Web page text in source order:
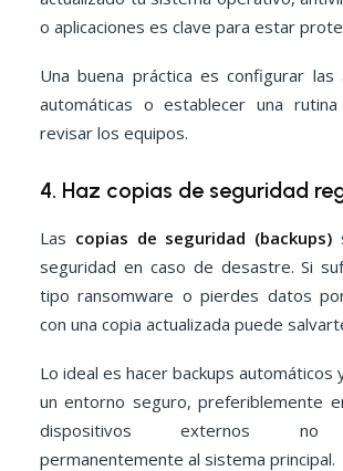
o aplicaciones es clave para estar
Una buena práctica es configurar las
automáticas o establecer una rutina
revisar los equipos.
4. Haz copias de seguridad
Las copias de seguridad (backups)
seguridad en caso de desastre. Si
tipo ransomware o pierdes datos
con una copia actualizada puede
Lo ideal es hacer backups automáticos
un entorno seguro, preferiblemente
dispositivos externos no
permanentemente al sistema principal.